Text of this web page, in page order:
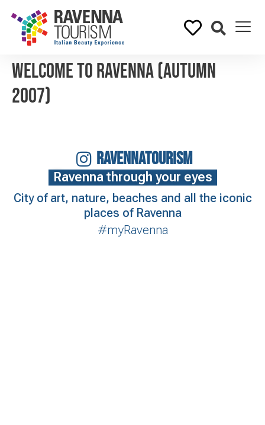
Welcome to Ravenna (Autumn
2007)
RAVENNATOURISM
Ravenna through your eyes
City of art, nature, beaches and all the iconic
places of Ravenna
#myRavenna